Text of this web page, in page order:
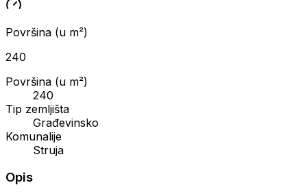
Površina (u m²)
240
Površina (u m²)
240
Tip zemljišta
Građevinsko
Komunalije
Struja
Opis